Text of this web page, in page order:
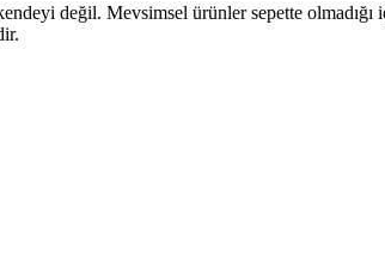
değil. Mevsimsel ürünler sepette